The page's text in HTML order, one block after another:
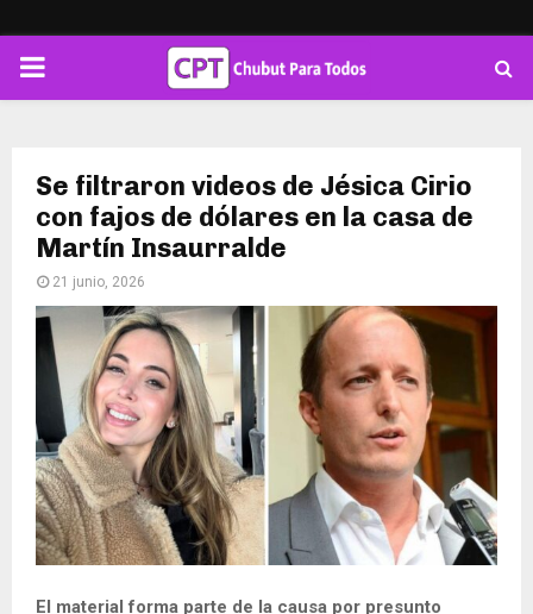
PRIMARY
Se filtraron videos de Jésica Cirio
con fajos de dólares en la casa de
Martín Insaurralde
21 junio, 2026
El material forma parte de la causa por presunto